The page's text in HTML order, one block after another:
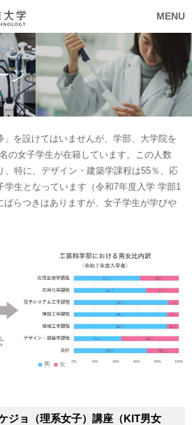
MENU
ジ
を設けてはいませんが、学部、大学院を
の女子学生が在籍しています。この人数
、特に、デザイン・建築学課程は55％、応
学生となっています（令和7年度入学 学部1
らつきはありますが、女子学生が学びや
ジョ（理系女子）講座（KIT男女